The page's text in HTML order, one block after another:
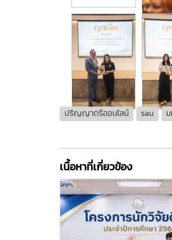
ปริญญาตรีออนไลน์ sau
เนื้อหาที่เกี่ยวข้อง